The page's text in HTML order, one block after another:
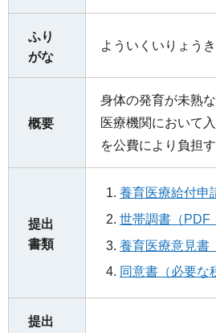
ふり
がな
よういくいりょう
概要
身体の発育が未熟
医療機関において
を公費により負担
提出
書類
養育医療給付申
世帯調書（PDF
養育医療意見書
同意書（必要な
提出